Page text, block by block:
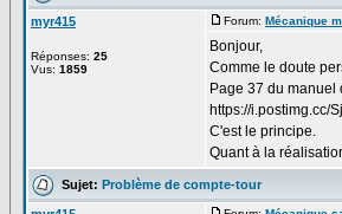
myr415
Réponses: 25
Vus: 1859
Forum: Mécanique
Bonjour,
Comme le doute
Page 37 du manuel
https://i.postimg.cc/
C'est le principe.
Quant à la
Sujet: Problème de compte-tour